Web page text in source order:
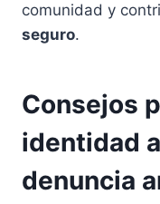
comunidad y
seguro.
Consejos
identidad
denuncia